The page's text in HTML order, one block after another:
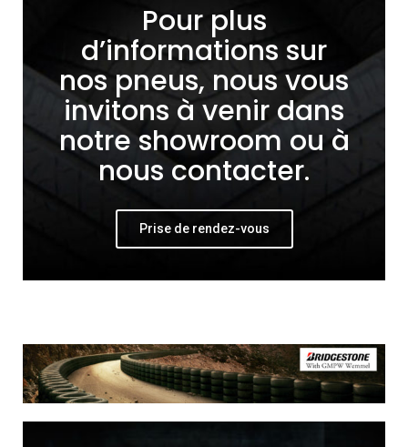
Pour plus
d’informations sur
nos pneus, nous vous
invitons à venir dans
notre showroom ou à
nous contacter.
Prise de rendez-vous